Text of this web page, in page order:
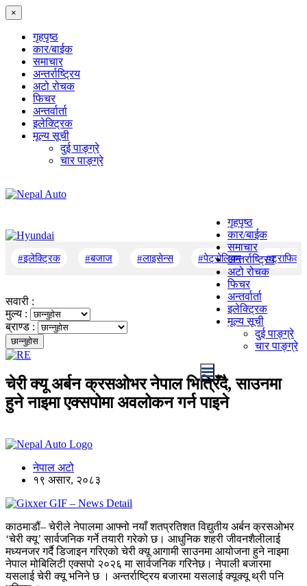
×
गृहपृष्‍ठ
कार/बाईक
समाचार
अन्तर्राष्ट्रिय
अटो रोचक
फिचर
अन्तर्वार्ता
इलेक्ट्रिक
मूल्य सूची
दुई पाङ्ग्रे
चार पाङ्ग्रे
गृहपृष्‍ठ
कार/बाईक
समाचार
अन्तर्राष्ट्रिय
अटो रोचक
फिचर
अन्तर्वार्ता
इलेक्ट्रिक
मूल्य सूची
दुई पाङ्ग्रे
चार पाङ्ग्रे
#इलेक्ट्रिक #बजाज #लाइसेन्स #पेट्रोलियम #ट्राफिक
सवारी :
मुल्य :
ब्राण्ड :
चेरी क्यू अर्बन क्रसओभर नेपाल भित्रिँदै, साउनमा
हुने नाइमा एक्सपोमा अवलोकन गर्न पाइने
नेपाल अटो
१९ असार, २०८३
काठमाडौं– चेरीले नेपालमा आफ्नो नयाँ शतप्रतिशत विद्युतीय अर्बन क्रसओभर
‘चेरी क्यू’ सार्वजनिक गर्ने तयारी गरेको छ। आधुनिक शहरी जीवनशैलीलाई
मध्यनजर गर्दै डिजाइन गरिएको चेरी क्यू आगामी साउनमा आयोजना हुने नाइमा
नेपाल मोबिलिटी एक्सपो २०२६ मा सार्वजनिक गरिनेछ। नेपाली बजारमा
यसलाई चेरी क्यू भनिने छ । अन्तर्राष्ट्रिय बजारमा यसलाई क्यूक्यू थ्री पनि